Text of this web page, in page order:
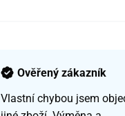
Ověřený zákazník
Vlastní chybou jsem